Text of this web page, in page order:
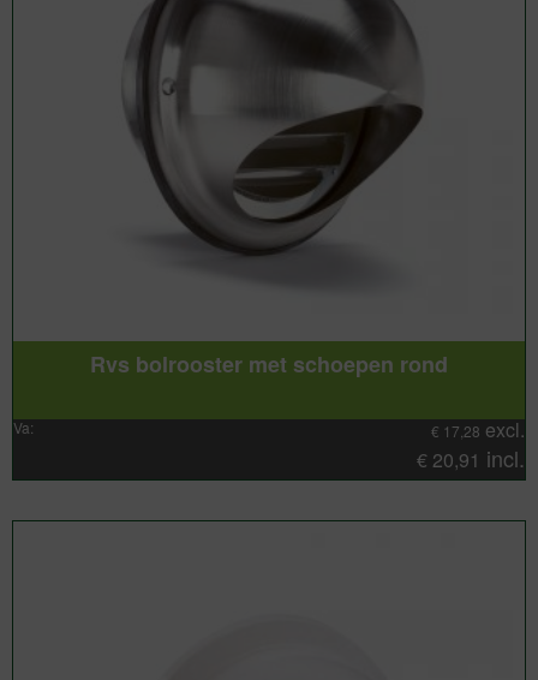
Rvs bolrooster met schoepen rond
Va: € 17,28 excl.
€ 20,91 incl.